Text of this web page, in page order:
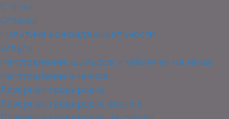
Статьи
Отзывы
Политика конфиденциальности
Услуги
Изготовление шильдов и табличек на заказ
Изготовление значков
Лазерная гравировка
Лазерная гравировка акрила